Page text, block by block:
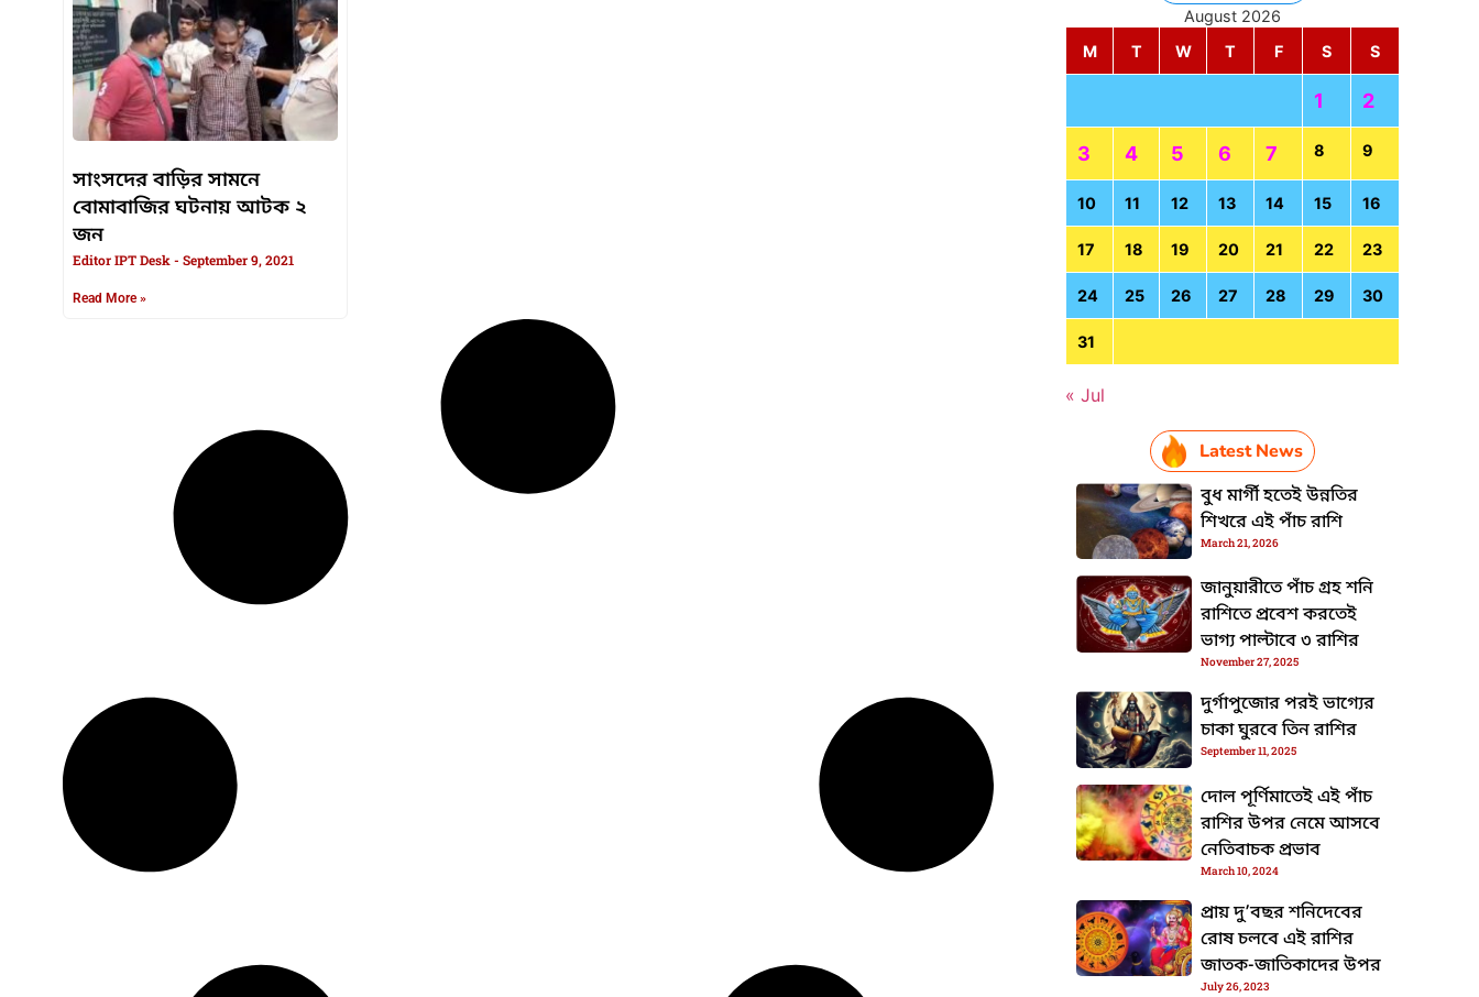
সাংসদের বাড়ির সামনে
বোমাবাজির ঘটনায় আটক ২
জন
Editor IPT Desk September 9, 2021
Read More »
August 2026
M
T W T F S S
1 2
3 4 5 6 7 8 9
10 11 12 13 14 15 16
17 18 19 20 21 22 23
24 25 26 27 28 29 30
31
« Jul
Latest News
বুধ মার্গী হতেই উন্নতির
শিখরে এই পাঁচ রাশি
March 21, 2026
জানুয়ারীতে পাঁচ গ্রহ শনি
রাশিতে প্রবেশ করতেই
ভাগ্য পাল্টাবে ৩ রাশির
November 27, 2025
দুর্গাপুজোর পরই ভাগ্যের
চাকা ঘুরবে তিন রাশির
September 11, 2025
দোল পূর্ণিমাতেই এই পাঁচ
রাশির উপর নেমে আসবে
নেতিবাচক প্রভাব
March 10, 2024
প্রায় দু’বছর শনিদেবের
রোষ চলবে এই রাশির
জাতক-জাতিকাদের উপর
July 26, 2023